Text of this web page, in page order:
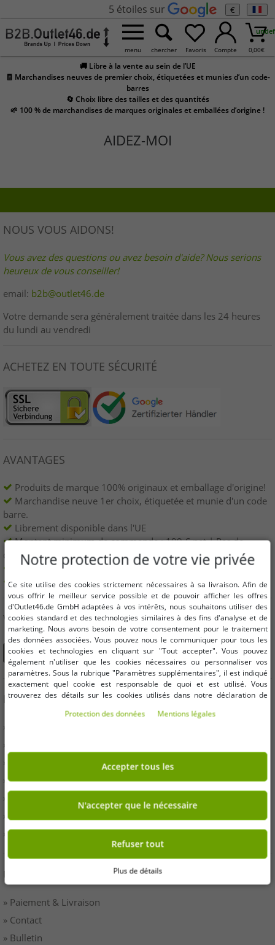
5 étoiles sur €
menu chercher Favoris Compte 0,00€
🚚 Libre à la vente au sein de l’UE
🧾 Marchandises neuves de premier choix, étiquetées et munies d’un code-
barres
🔄 Choix libre des tailles et des quantités
🌱 100 % de marchandises de marques originales et emballées d’origine !
AIDEZ-MOI
NOUS VOUS AIDONS!
Vous avez des questions ou avez besoin d'aide? Nous serions
heureux de vous conseiller!
email: b2b@outlet46.de
Votre demande sera généralement traitée dans les 24 heures
du lundi au vendredi
ACHETEZ EN TOUTE SÉCURITÉ
AVANTAGES
Produits de marque 100% originaux et emballage d'origine!
Marchandise neuve 1er choix, étiquetée et munie d'un code
barre.
Librement disponible dans l'UE
Montant minimum de commande : 199 € net | Pas de
quantité minimum de commande
Des offres jusqu'à 90% moins chères
Libre choix des tailles et des quantités
VOUS POUVEZ ÉGALEMENT NOUS TROUVER SUR
INFORMATION
» Entreprises
» Vos avantages
» Produits originaux et récompenses Outlet46
» Presse
» Conditions
» protection des données
» Imprimer
UN SERVICE
» Paiement & Livraison
» Contact
» Bulletin
Notre protection de votre vie privée
Ce site utilise des cookies strictement nécessaires à sa livraison. Afin de
vous offrir le meilleur service possible et de pouvoir afficher les offres
d'Outlet46.de GmbH adaptées à vos intérêts, nous souhaitons utiliser des
cookies standard et des technologies similaires à des fins d'analyse et de
marketing. Nous avons besoin de votre consentement pour le traitement
des données associées. Vous pouvez nous le communiquer pour tous les
cookies et technologies en cliquant sur "Tout accepter". Vous pouvez
également n'utiliser que les cookies nécessaires ou personnaliser vos
paramètres. Sous la rubrique "Paramètres supplémentaires", il est indiqué
exactement quel cookie est responsable de quoi et est utilisé. Vous
trouverez des détails sur les cookies utilisés dans notre déclaration de
consentement à tout moment. Les coordonnées se trouvent dans les
Protection des données Mentions légales
Accepter tous les
N'accepter que le nécessaire
Refuser tout
Plus de détails